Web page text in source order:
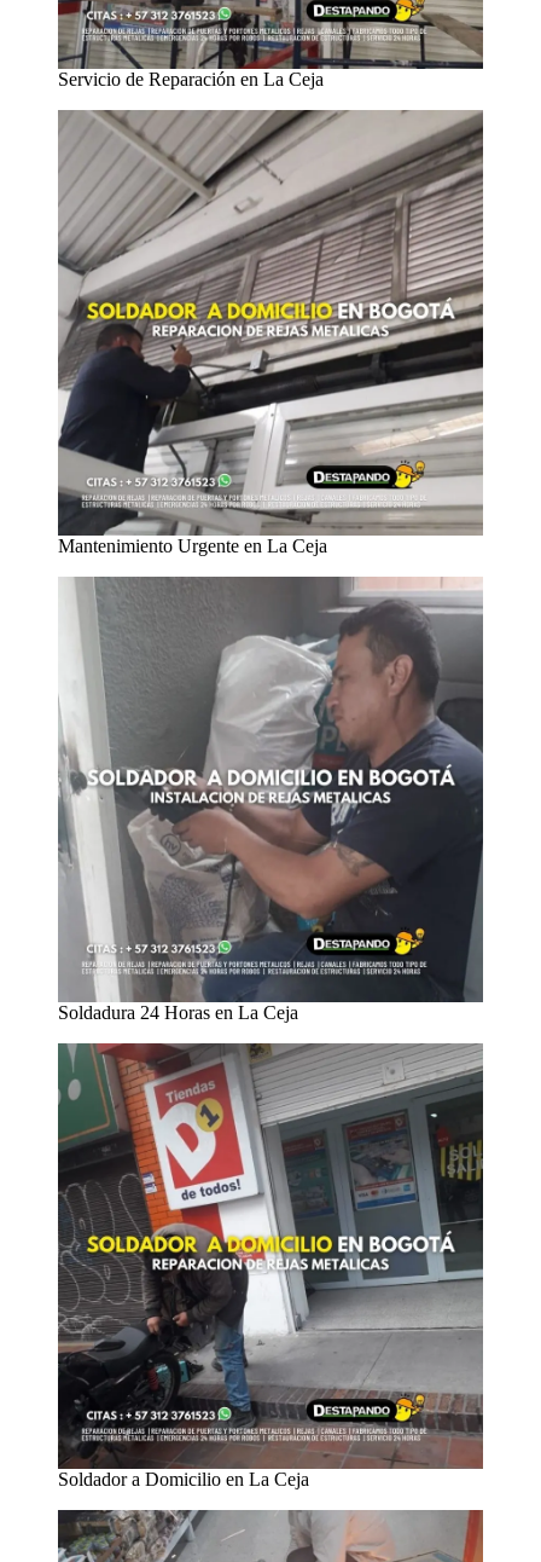
Servicio de Reparación en La Ceja
Mantenimiento Urgente en La Ceja
Soldadura 24 Horas en La Ceja
Soldador a Domicilio en La Ceja